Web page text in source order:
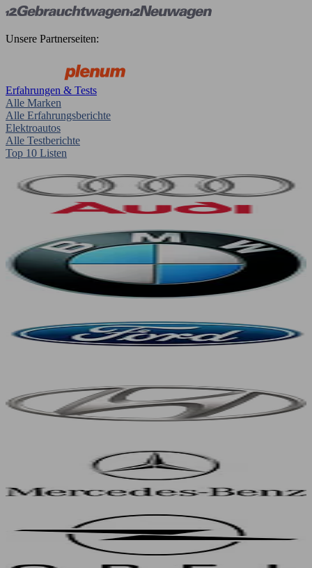
Unsere Partnerseiten:
Erfahrungen & Tests
Alle Marken
Alle Erfahrungsberichte
Elektroautos
Alle Testberichte
Top 10 Listen